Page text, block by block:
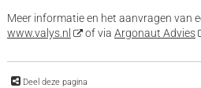
Meer informatie en het aanvragen van
www.valys.nl
of via Argonaut Advies
Deel deze pagina